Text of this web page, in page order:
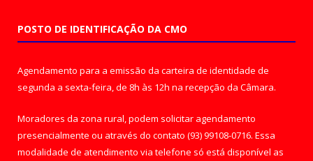
POSTO DE IDENTIFICAÇÃO DA CMO
Agendamento para a emissão da carteira de identidade de
segunda a sexta-feira, de 8h às 12h na recepção da Câmara.
Moradores da zona rural, podem solicitar agendamento
presencialmente ou através do contato (93) 99108-0716. Essa
modalidade de atendimento via telefone só está disponível as